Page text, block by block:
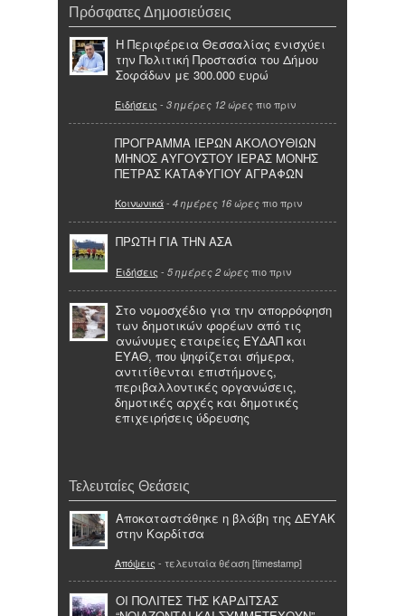
Πρόσφατες Δημοσιεύσεις
Η Περιφέρεια Θεσσαλίας ενισχύει
την Πολιτική Προστασία του Δήμου
Σοφάδων με 300.000 ευρώ
Ειδήσεις - 3 ημέρες 12 ώρες πιο πριν
ΠΡΟΓΡΑΜΜΑ ΙΕΡΩΝ ΑΚΟΛΟΥΘΙΩΝ
ΜΗΝΟΣ ΑΥΓΟΥΣΤΟΥ ΙΕΡΑΣ ΜΟΝΗΣ
ΠΕΤΡΑΣ ΚΑΤΑΦΥΓΙΟΥ ΑΓΡΑΦΩΝ
Κοινωνικά- 4 ημέρες 16 ώρες πιο πριν
ΠΡΩΤΗ ΓΙΑ ΤΗΝ ΑΣΑ
Ειδήσεις - 5 ημέρες 2 ώρες πιο πριν
Στο νομοσχέδιο για την απορρόφηση
των δημοτικών φορέων από τις
ανώνυμες εταιρείες ΕΥΔΑΠ και
ΕΥΑΘ, που ψηφίζεται σήμερα,
αντιτίθενται επιστήμονες,
περιβαλλοντικές οργανώσεις,
δημοτικές αρχές και δημοτικές
επιχειρήσεις ύδρευσης
Τελευταίες Θεάσεις
Αποκαταστάθηκε η βλάβη της ΔΕΥΑΚ
στην Καρδίτσα
Απόψεις - τελευταία θέαση [timestamp]
ΟΙ ΠΟΛΙΤΕΣ ΤΗΣ ΚΑΡΔΙΤΣΑΣ